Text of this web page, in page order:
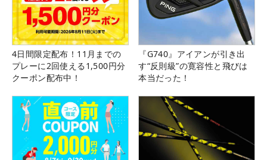
4日間限定配布！11月までの
プレーに2回使える1,500円分
クーポン配布中！
『G740』アイアンが引き出
す“反則級”の寛容性と飛びは
本当だった！